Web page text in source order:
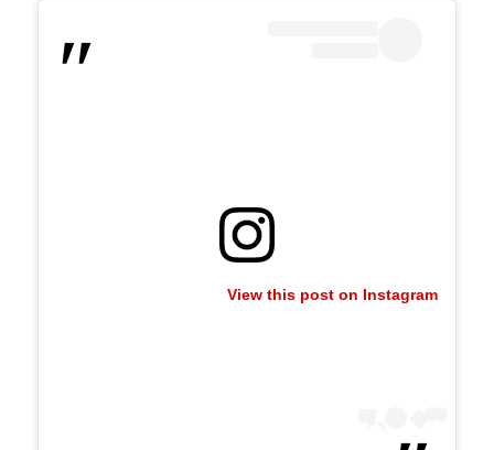
View this post on Instagram